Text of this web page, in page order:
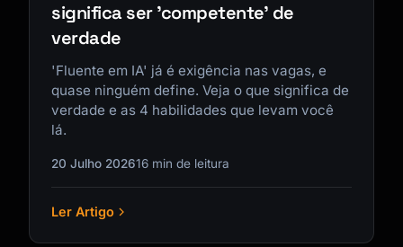
significa ser 'competente' de
verdade
'Fluente em IA' já é exigência nas vagas, e
quase ninguém define. Veja o que significa de
verdade e as 4 habilidades que levam você
lá.
20 Julho 202616 min de leitura
Ler Artigo